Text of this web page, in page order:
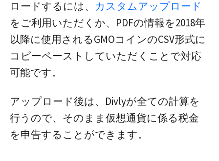
ロードするには、 カスタムアップロード
をご利用いただくか、PDFの情報を2018年
以降に使用されるGMOコインのCSV形式に
コピーペーストしていただくことで対応
可能です。
アップロード後は、Divlyが全ての計算を
行うので、そのまま仮想通貨に係る税金
を申告することができます。